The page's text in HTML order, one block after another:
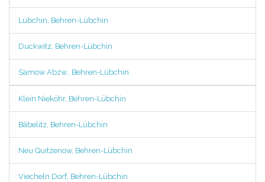
Lübchin, Behren-Lübchin
Duckwitz, Behren-Lübchin
Samow Abzw., Behren-Lübchin
Klein Nieköhr, Behren-Lübchin
Bäbelitz, Behren-Lübchin
Neu Quitzenow, Behren-Lübchin
Viecheln Dorf, Behren-Lübchin